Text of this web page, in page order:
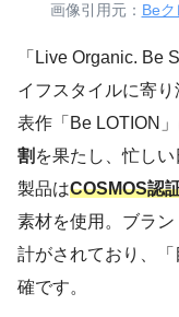
画像引用元： Be
「Live Organic. Be
イフスタイルに寄り
表作「Be LOTION」
割 を果たし、忙し
製品はCOSMOS認
素材を使用。ブラ
計がされており、
確です。